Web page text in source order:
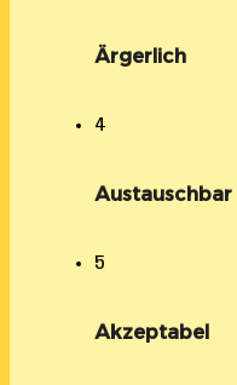
Ärgerlich
4
Austauschbar
5
Akzeptabel